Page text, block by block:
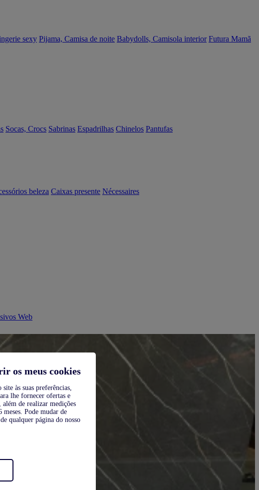
os meus cookies
às suas preferências,
lhe fornecer ofertas e
além de realizar medições
meses. Pode mudar de
qualquer página do nosso
sexy Pijama, Camisa de noite Babydolls, Camisola interior Futura Mamã
Socas, Crocs Sabrinas Espadrilhas Chinelos Pantufas
beleza Caixas presente Nécessaires
Web